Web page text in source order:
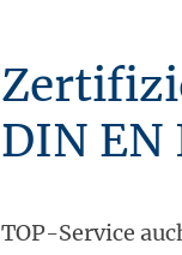
DIN EN
TOP-Service